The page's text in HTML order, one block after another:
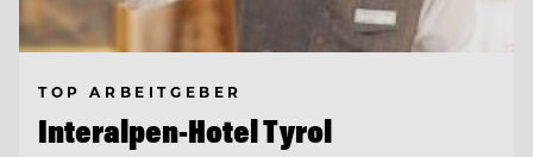
TOP ARBEITGEBER
Interalpen-Hotel Tyrol